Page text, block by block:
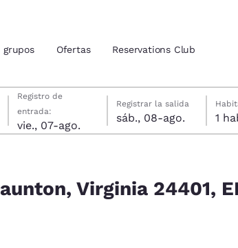
actuales
grupos Ofertas Reservations Club
viernes, 7 de agosto
Registro de
entrada:
vie., 07-ago.
sábado, 8 de agosto
Registrar la salida
sáb., 08-ago.
sábado, 8 de agosto fecha de check-out
viernes, 7 de agosto fecha de check-in
Virginia 24401,